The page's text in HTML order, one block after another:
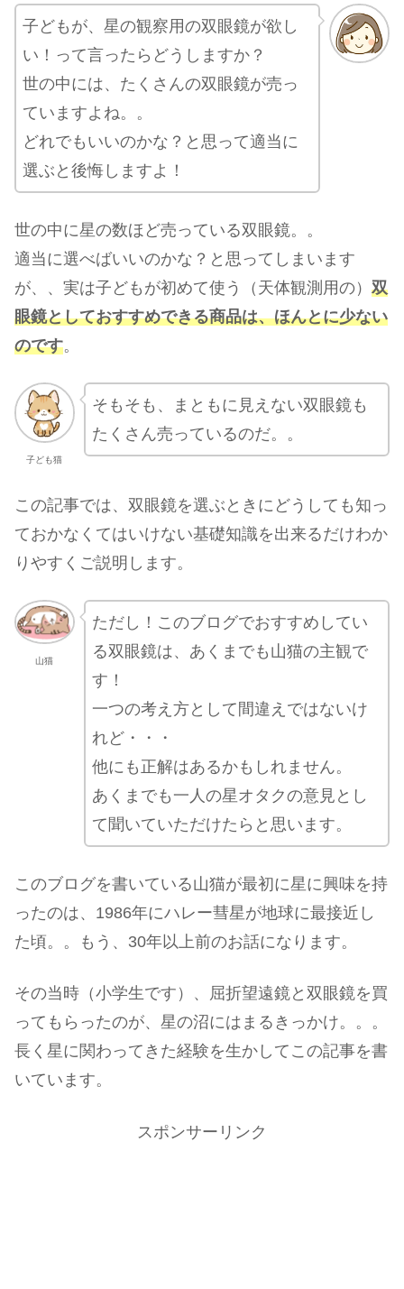
子どもが、星の観察用の双眼鏡が欲し
い！って言ったらどうしますか？
世の中には、たくさんの双眼鏡が売っ
ていますよね。。
どれでもいいのかな？と思って適当に
選ぶと後悔しますよ！
世の中に星の数ほど売っている双眼鏡。。
適当に選べばいいのかな？と思ってしまいます
が、、実は子どもが初めて使う（天体観測用の） 双
眼鏡としておすすめできる商品は、ほんとに少ない
のです。
子ども猫
そもそも、まともに見えない双眼鏡も
たくさん売っているのだ。。
この記事では、双眼鏡を選ぶときにどうしても知っ
ておかなくてはいけない基礎知識を出来るだけわか
りやすくご説明します。
山猫
ただし！このブログでおすすめしてい
る双眼鏡は、あくまでも山猫の主観で
す！
一つの考え方として間違えではないけ
れど・・・
他にも正解はあるかもしれません。
あくまでも一人の星オタクの意見とし
て聞いていただけたらと思います。
このブログを書いている山猫が最初に星に興味を持
ったのは、1986年にハレー彗星が地球に最接近し
た頃。。もう、30年以上前のお話になります。
その当時（小学生です）、屈折望遠鏡と双眼鏡を買
ってもらったのが、星の沼にはまるきっかけ。。。
長く星に関わってきた経験を生かしてこの記事を書
いています。
スポンサーリンク